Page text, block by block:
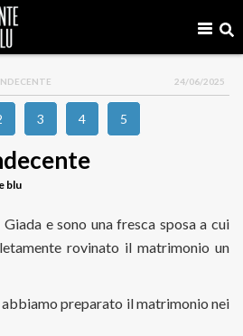
24/06/2025
3 4 5
blu
e sono una fresca sposa a cui
rovinato il matrimonio un
abbiamo preparato il matrimonio nei